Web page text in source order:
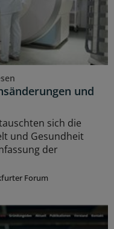
und
sich die
und Gesundheit
der
Forum